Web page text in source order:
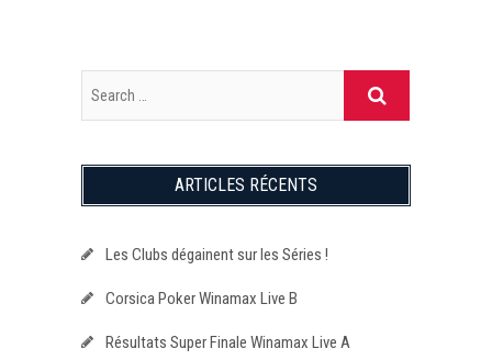
ARTICLES RÉCENTS
Les Clubs dégainent sur les Séries !
Corsica Poker Winamax Live B
Résultats Super Finale Winamax Live A